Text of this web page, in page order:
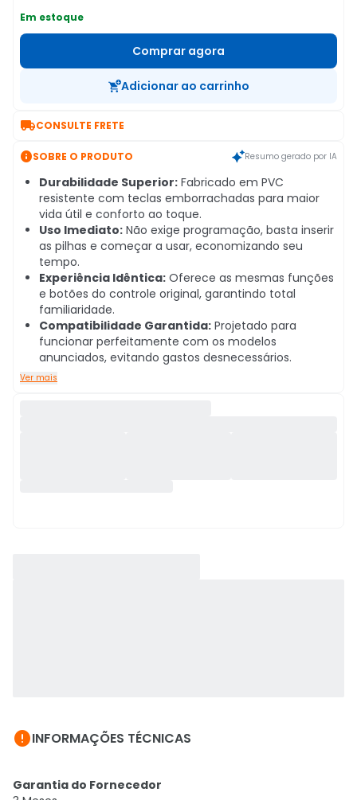
Em estoque
Comprar agora
Adicionar ao carrinho
CONSULTE FRETE
SOBRE O PRODUTO Resumo gerado por IA
Durabilidade Superior: Fabricado em PVC
resistente com teclas emborrachadas para maior
vida útil e conforto ao toque.
Uso Imediato: Não exige programação, basta inserir
as pilhas e começar a usar, economizando seu
tempo.
Experiência Idêntica: Oferece as mesmas funções
e botões do controle original, garantindo total
familiaridade.
Compatibilidade Garantida: Projetado para
funcionar perfeitamente com os modelos
anunciados, evitando gastos desnecessários.
Ver mais
INFORMAÇÕES TÉCNICAS
Garantia do Fornecedor